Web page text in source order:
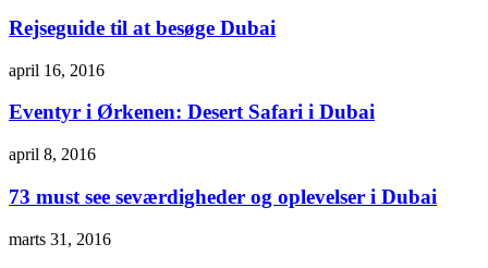
Rejseguide til at besøge Dubai
april 16, 2016
Eventyr i Ørkenen: Desert Safari i Dubai
april 8, 2016
73 must see seværdigheder og oplevelser i Dubai
marts 31, 2016